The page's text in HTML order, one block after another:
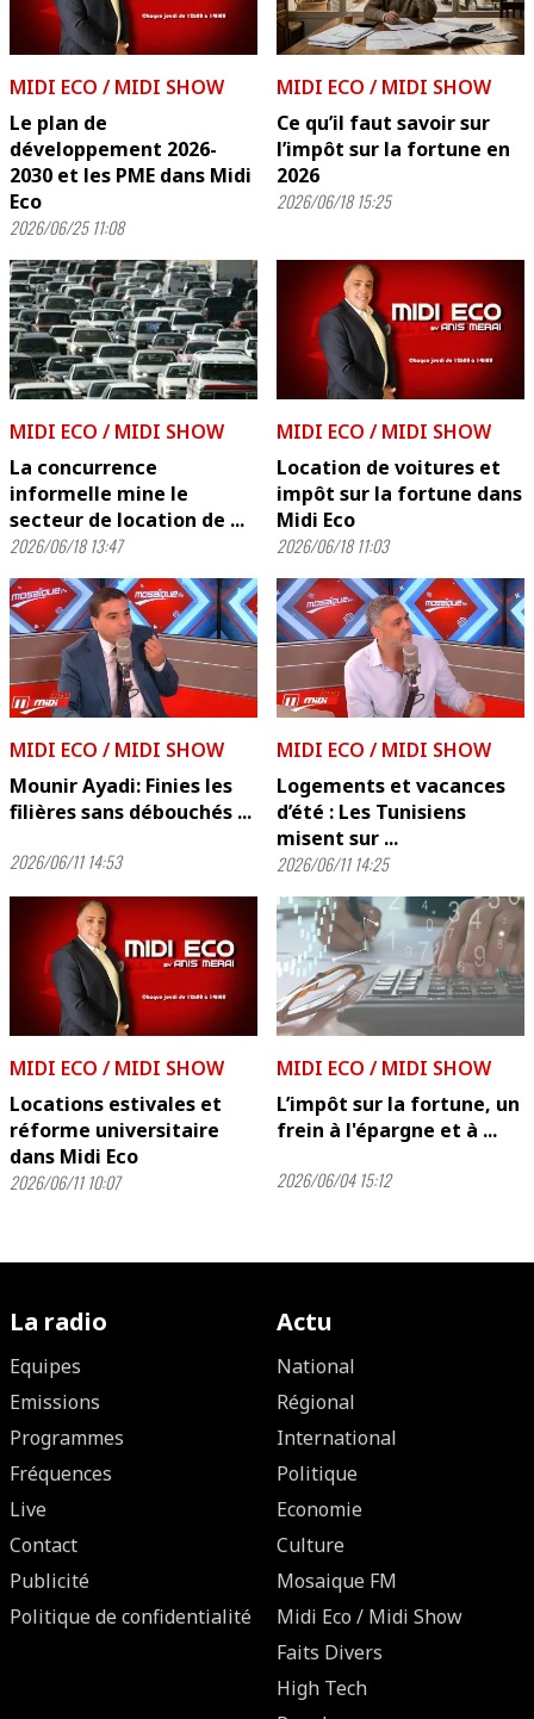
MIDI ECO / MIDI SHOW
Le plan de
développement 2026-
2030 et les PME dans Midi
Eco
2026/06/25 11:08
MIDI ECO / MIDI SHOW
Ce qu’il faut savoir sur
l’impôt sur la fortune en
2026
2026/06/18 15:25
MIDI ECO / MIDI SHOW
La concurrence
informelle mine le
secteur de location de ...
2026/06/18 13:47
MIDI ECO / MIDI SHOW
Location de voitures et
impôt sur la fortune dans
Midi Eco
2026/06/18 11:03
MIDI ECO / MIDI SHOW
Mounir Ayadi: Finies les
filières sans débouchés ...
2026/06/11 14:53
MIDI ECO / MIDI SHOW
Logements et vacances
d’été : Les Tunisiens
misent sur ...
2026/06/11 14:25
MIDI ECO / MIDI SHOW
Locations estivales et
réforme universitaire
dans Midi Eco
2026/06/11 10:07
MIDI ECO / MIDI SHOW
L’impôt sur la fortune, un
frein à l'épargne et à ...
2026/06/04 15:12
La radio
Equipes
Emissions
Programmes
Fréquences
Live
Contact
Publicité
Politique de confidentialité
Actu
National
Régional
International
Politique
Economie
Culture
Mosaique FM
Midi Eco / Midi Show
Faits Divers
High Tech